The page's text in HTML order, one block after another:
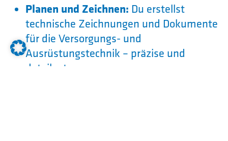
Planen und Zeichnen: Du erstellst
technische Zeichnungen und Dokumente
für die Versorgungs- und
Ausrüstungstechnik – präzise und
detailgetreu.